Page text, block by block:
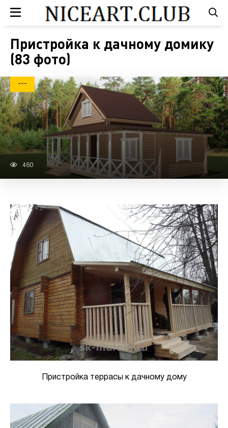
Пристройка к дачному домику
(83 фото)
---
460
Пристройка террасы к дачному дому